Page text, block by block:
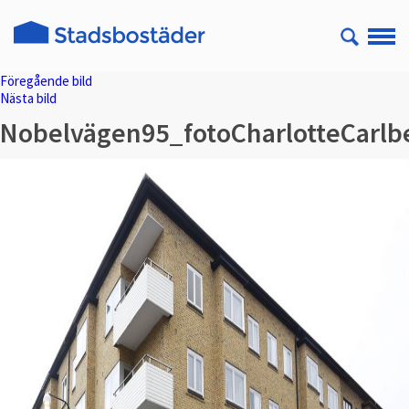
Föregående bild
Nästa bild